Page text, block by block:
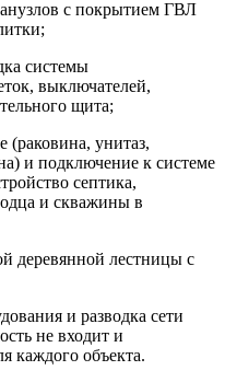
с покрытием ГВЛ
системы
выключателей,
щита;
(раковина, унитаз,
и подключение к системе
септика,
и скважины в
деревянной лестницы с
и разводка сети
не входит и
каждого объекта.